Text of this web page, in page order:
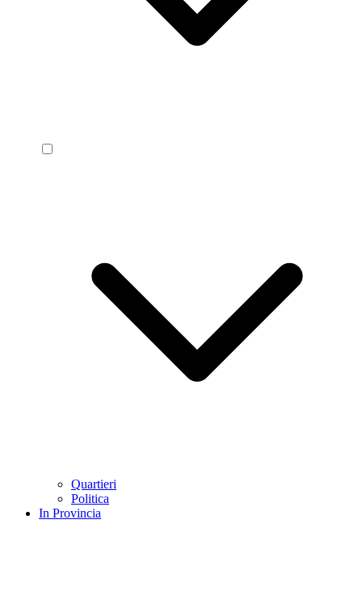
Quartieri
Politica
In Provincia